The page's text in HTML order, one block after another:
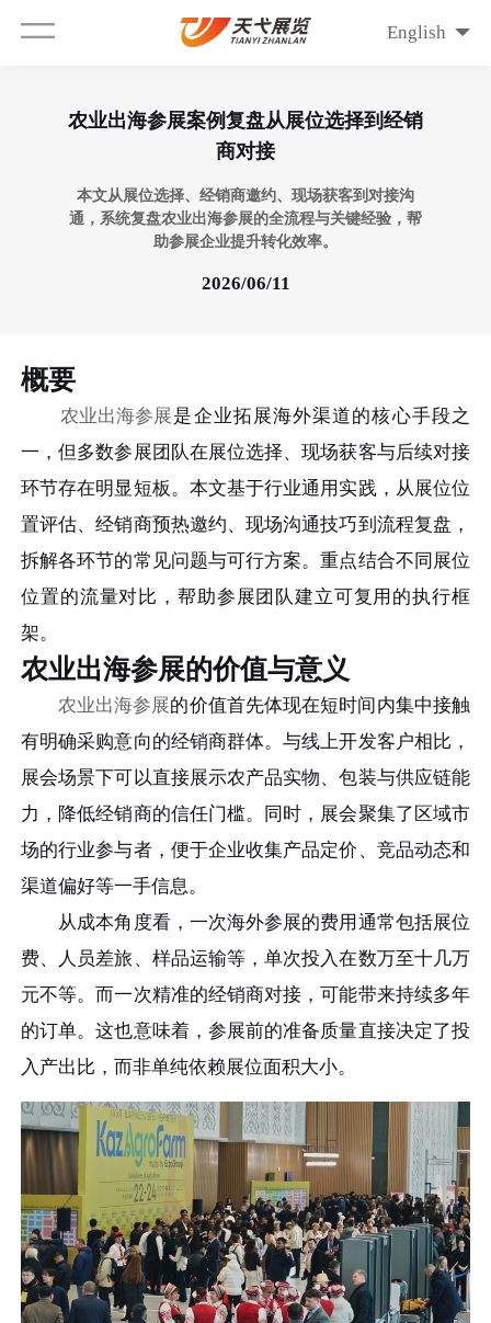
English
农业出海参展案例复盘从展位选择到经销
商对接
本文从展位选择、经销商邀约、现场获客到对接沟
通，系统复盘农业出海参展的全流程与关键经验，帮
助参展企业提升转化效率。
2026/06/11
概要
农业出海参展是企业拓展海外渠道的核心手段之
一，但多数参展团队在展位选择、现场获客与后续对接
环节存在明显短板。本文基于行业通用实践，从展位位
置评估、经销商预热邀约、现场沟通技巧到流程复盘，
拆解各环节的常见问题与可行方案。重点结合不同展位
位置的流量对比，帮助参展团队建立可复用的执行框
架。
农业出海参展的价值与意义
农业出海参展的价值首先体现在短时间内集中接触
有明确采购意向的经销商群体。与线上开发客户相比，
展会场景下可以直接展示农产品实物、包装与供应链能
力，降低经销商的信任门槛。同时，展会聚集了区域市
场的行业参与者，便于企业收集产品定价、竞品动态和
渠道偏好等一手信息。
从成本角度看，一次海外参展的费用通常包括展位
费、人员差旅、样品运输等，单次投入在数万至十几万
元不等。而一次精准的经销商对接，可能带来持续多年
的订单。这也意味着，参展前的准备质量直接决定了投
入产出比，而非单纯依赖展位面积大小。